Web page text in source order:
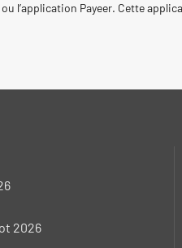
l’application Payeer. Cette
2026